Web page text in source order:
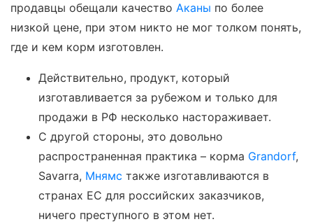
продавцы обещали качество Аканы по более
низкой цене, при этом никто не мог толком понять,
где и кем корм изготовлен.
Действительно, продукт, который
изготавливается за рубежом и только для
продажи в РФ несколько настораживает.
С другой стороны, это довольно
распространенная практика – корма Grandorf,
Savarra, Мнямс также изготавливаются в
странах ЕС для российских заказчиков,
ничего преступного в этом нет.